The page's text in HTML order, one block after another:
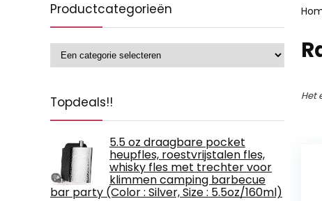
Productcategorieën
Topdeals!!
5.5 oz draagbare pocket
heupfles, roestvrijstalen fles,
whisky fles met trechter voor
klimmen camping barbecue
bar party (Color : Silver, Size : 5.5oz/160ml)
Het